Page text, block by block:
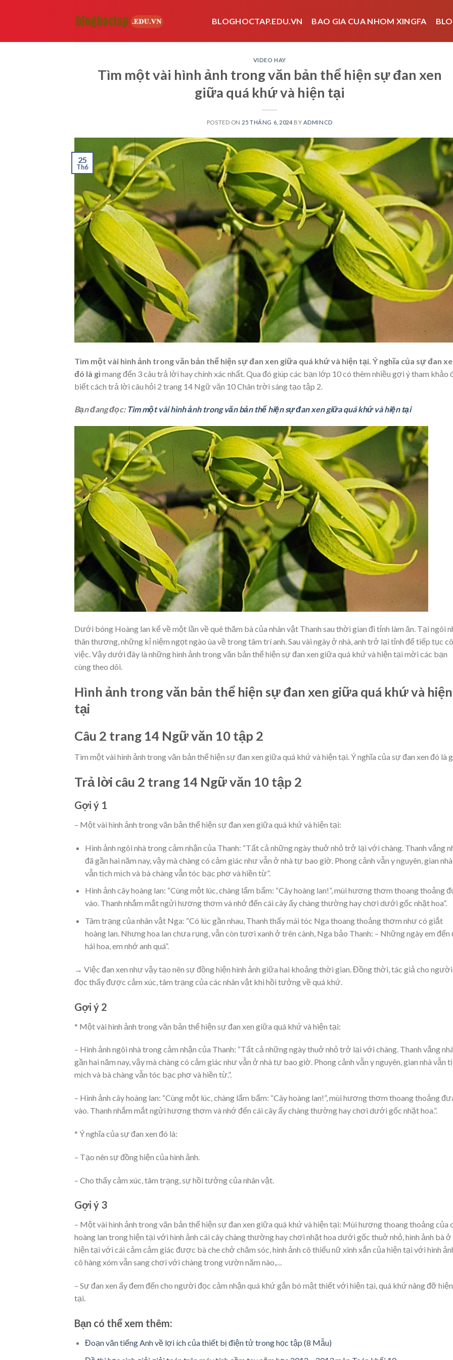
BLOGHOCTAP.EDU.VN BAO GIA CUA NHOM XINGFA
VIDEO HAY
Tìm một vài hình ảnh trong văn bản thể hiện sự đan xen
giữa quá khứ và hiện tại
POSTED ON 25 THÁNG 6, 2024 BY ADMINCD
25
Th6
Tìm một vài hình ảnh trong văn bản thể hiện sự đan xen giữa quá khứ và hiện tại. Ý nghĩa của sự đan
đó là gì mang đến 3 câu trả lời hay chính xác nhất. Qua đó giúp các bạn lớp 10 có thêm nhiều gợi ý tham khảo
biết cách trả lời câu hỏi 2 trang 14 Ngữ văn 10 Chân trời sáng tạo tập 2.
Bạn đang đọc: Tìm một vài hình ảnh trong văn bản thể hiện sự đan xen giữa quá khứ và hiện tại
Dưới bóng Hoàng lan kể về một lần về quê thăm bà của nhân vật Thanh sau thời gian đi tỉnh làm ăn. Tại ngôi
thân thương, những kỉ niệm ngọt ngào ùa về trong tâm trí anh. Sau vài ngày ở nhà, anh trở lại tỉnh để tiếp tục
việc. Vậy dưới đây là những hình ảnh trong văn bản thể hiện sự đan xen giữa quá khứ và hiện tại mời các bạn
cùng theo dõi.
Hình ảnh trong văn bản thể hiện sự đan xen giữa quá khứ và hiện
tại
Câu 2 trang 14 Ngữ văn 10 tập 2
Tìm một vài hình ảnh trong văn bản thể hiện sự đan xen giữa quá khứ và hiện tại. Ý nghĩa của sự đan xen đó là
Trả lời câu 2 trang 14 Ngữ văn 10 tập 2
Gợi ý 1
– Một vài hình ảnh trong văn bản thể hiện sự đan xen giữa quá khứ và hiện tại:
Hình ảnh ngôi nhà trong cảm nhận của Thanh: “Tất cả những ngày thuở nhỏ trở lại với chàng. Thanh vắng
đã gần hai năm nay, vậy mà chàng có cảm giác như vẫn ở nhà tự bao giờ. Phong cảnh vẫn y nguyên, gian nhà
vẫn tịch mịch và bà chàng vẫn tóc bạc phơ và hiền từ”.
Hình ảnh cây hoàng lan: “Cùng một lúc, chàng lẩm bẩm: “Cây hoàng lan!”, mùi hương thơm thoang thoảng
vào. Thanh nhắm mắt ngửi hương thơm và nhớ đến cái cây ấy chàng thường hay chơi dưới gốc nhặt hoa”.
Tâm trạng của nhân vật Nga: “Có lúc gần nhau, Thanh thấy mái tóc Nga thoang thoảng thơm như có giắt
hoàng lan. Nhưng hoa lan chưa rụng, vẫn còn tươi xanh ở trên cành, Nga bảo Thanh: – Những ngày em đến
hái hoa, em nhớ anh quá”.
→ Việc đan xen như vậy tạo nên sự đồng hiện hình ảnh giữa hai khoảng thời gian. Đồng thời, tác giả cho người
đọc thấy được cảm xúc, tâm trạng của các nhân vật khi hồi tưởng về quá khứ.
Gợi ý 2
* Một vài hình ảnh trong văn bản thể hiện sự đan xen giữa quá khứ và hiện tại:
– Hình ảnh ngôi nhà trong cảm nhận của Thanh: “Tất cả những ngày thuở nhỏ trở lại với chàng. Thanh vắng
gần hai năm nay, vậy mà chàng có cảm giác như vẫn ở nhà tự bao giờ. Phong cảnh vẫn y nguyên, gian nhà vẫn
mịch và bà chàng vẫn tóc bạc phơ và hiền từ.”.
– Hình ảnh cây hoàng lan: “Cùng một lúc, chàng lẩm bẩm: “Cây hoàng lan!”, mùi hương thơm thoang thoảng
vào. Thanh nhắm mắt ngửi hương thơm và nhớ đến cái cây ấy chàng thường hay chơi dưới gốc nhặt hoa.”.
* Ý nghĩa của sự đan xen đó là:
– Tạo nên sự đồng hiện của hình ảnh.
– Cho thấy cảm xúc, tâm trạng, sự hồi tưởng của nhân vật.
Gợi ý 3
– Một vài hình ảnh trong văn bản thể hiện sự đan xen giữa quá khứ và hiện tại: Mùi hương thoang thoảng của
hoàng lan trong hiện tại với hình ảnh cái cây chàng thường hay chơi nhặt hoa dưới gốc thuở nhỏ, hình ảnh bà ở
hiện tại với cái cảm cảm giác được bà che chở chăm sóc, hình ảnh cô thiếu nữ xinh xắn của hiện tại với hình
cô hàng xóm vẫn sang chơi với chàng trong vườn năm nào,…
– Sự đan xen ấy đem đến cho người đọc cảm nhận quá khứ gắn bó mật thiết với hiện tại, quá khứ nâng đỡ hiện
tại.
Bạn có thể xem thêm:
Đoạn văn tiếng Anh về lợi ích của thiết bị điện tử trong học tập (8 Mẫu)